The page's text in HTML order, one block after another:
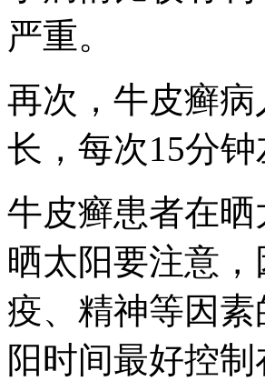
严重。
再次，牛皮癣
长，每次15分钟
牛皮癣患者在
晒太阳要注意
疫、精神等因
阳时间最好控